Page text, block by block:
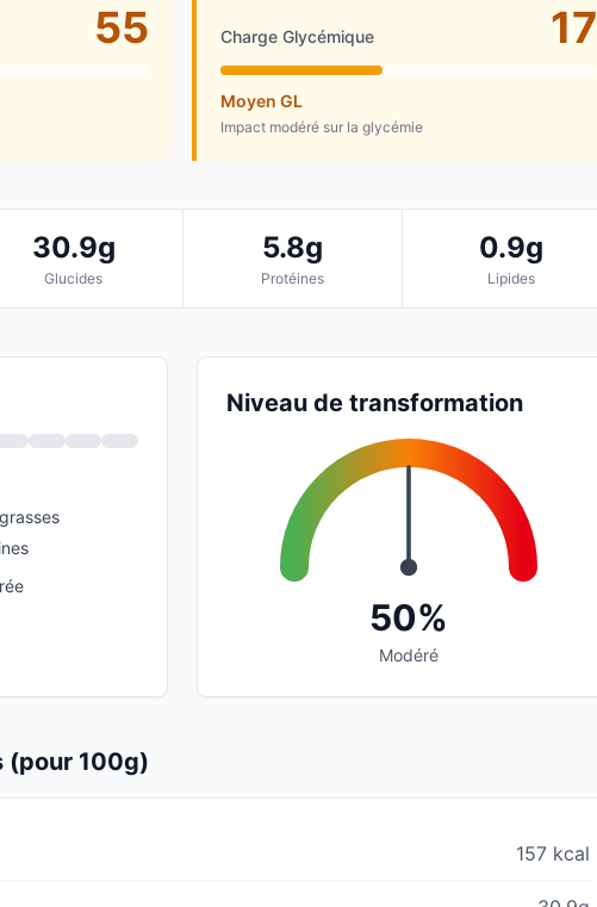
55 Charge Glycémique 17
Moyen GL
Impact modéré sur la glycémie
30.9g
Glucides
5.8g
Protéines
0.9g
Lipides
Niveau de transformation
50%
Modéré
(pour 100g)
157 kcal